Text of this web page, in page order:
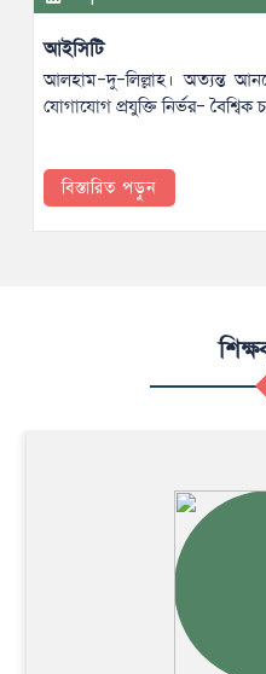
আইসিটি
আলহাম-দু-লিল্লাহ। অত্যন্ত
যোগাযোগ প্রযুক্তি নির্ভর- বৈশ্বিক
বিস্তারিত পড়ুন